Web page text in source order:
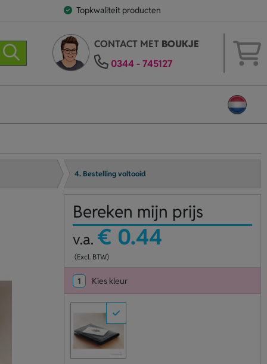
Topkwaliteit producten
CONTACT MET BOUKJE
0344 - 745127
4. Bestelling voltooid
Bereken mijn prijs
v.a. € 0.44
(Excl. BTW)
1 Kies kleur